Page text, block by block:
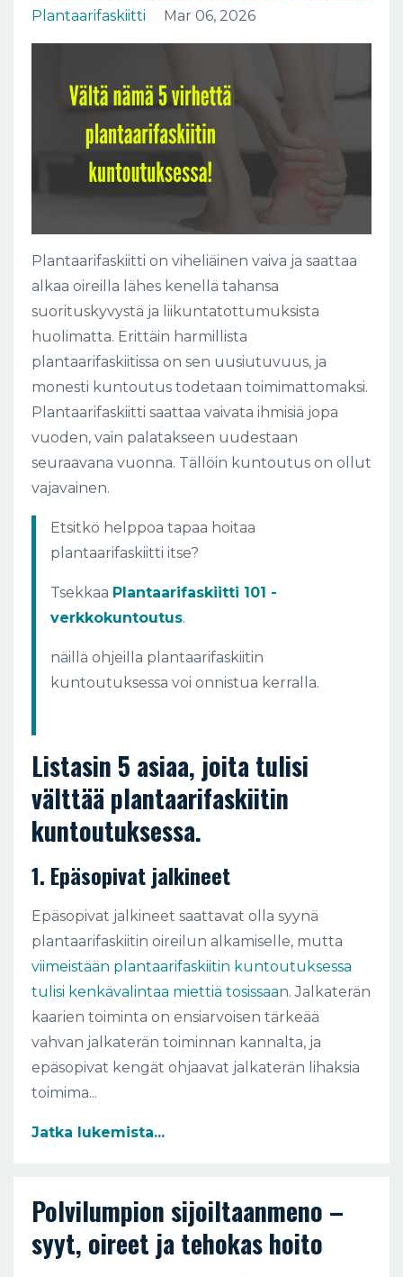
Plantaarifaskiitti
Mar 06, 2026
Plantaarifaskiitti on viheliäinen vaiva ja saattaa
alkaa oireilla lähes kenellä tahansa
suorituskyvystä ja liikuntatottumuksista
huolimatta. Erittäin harmillista
plantaarifaskiitissa on sen uusiutuvuus, ja
monesti kuntoutus todetaan toimimattomaksi.
Plantaarifaskiitti saattaa vaivata ihmisiä jopa
vuoden, vain palatakseen uudestaan
seuraavana vuonna. Tällöin kuntoutus on ollut
vajavainen.
Etsitkö helppoa tapaa hoitaa
plantaarifaskiitti itse?
Tsekkaa Plantaarifaskiitti 101 -
verkkokuntoutus.
näillä ohjeilla plantaarifaskiitin
kuntoutuksessa voi onnistua kerralla.
Listasin 5 asiaa, joita tulisi
välttää plantaarifaskiitin
kuntoutuksessa.
1. Epäsopivat jalkineet
Epäsopivat jalkineet saattavat olla syynä
plantaarifaskiitin oireilun alkamiselle, mutta
viimeistään plantaarifaskiitin kuntoutuksessa
tulisi kenkävalintaa miettiä tosissaan. Jalkaterän
kaarien toiminta on ensiarvoisen tärkeää
vahvan jalkaterän toiminnan kannalta, ja
epäsopivat kengät ohjaavat jalkaterän lihaksia
toimima...
Jatka lukemista...
Polvilumpion sijoiltaanmeno –
syyt, oireet ja tehokas hoito